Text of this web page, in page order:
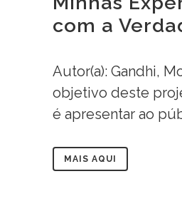
com a
Autor(a): Gandhi,
objetivo deste
é apresentar ao
MAIS AQUI